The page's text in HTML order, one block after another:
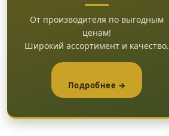
От производителя по выгодным
ценам!
Широкий ассортимент и качество.
Подробнее →